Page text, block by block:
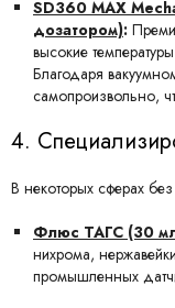
SD360 MAX
дозатором):
высокие
Благодаря
самопроизвольно,
4.
В некоторых сферах
Флюс ТАГС (30
нихрома,
промышленных